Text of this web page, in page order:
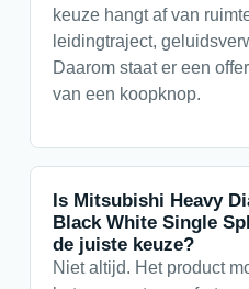
keuze hangt af van
leidingtraject,
Daarom staat er een
van een koopknop.
Is Mitsubishi Heavy
Black White Single
de juiste keuze?
Niet altijd. Het product